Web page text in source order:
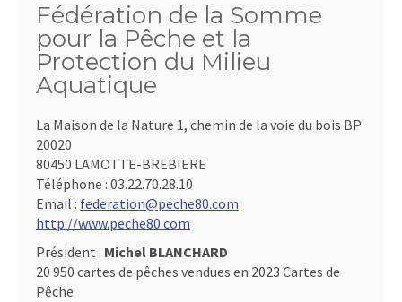
Fédération de la Somme
pour la Pêche et la
Protection du Milieu
Aquatique
La Maison de la Nature 1, chemin de la voie du bois BP
20020
80450 LAMOTTE-BREBIERE
Téléphone : 03.22.70.28.10
Email : federation@peche80.com
http://www.peche80.com
Président : Michel BLANCHARD
20 950 cartes de pêches vendues en 2023 Cartes de
Pêche